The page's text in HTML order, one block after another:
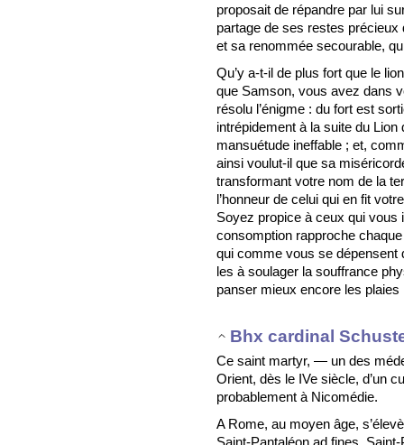
proposait de répandre par lui
partage de ses restes
et sa renommée secourable,
Qu’y a-t-il de plus fort que le
que Samson, vous avez dans
résolu l’énigme : du fort est
intrépidement à la suite du
mansuétude ineffable ; et,
ainsi voulut-il que sa
transformant votre nom de la
l’honneur de celui qui en fit
Soyez propice à ceux qui vous
consomption rapproche
qui comme vous se dépensent
les à soulager la souffrance
panser mieux encore les plaies
Bhx cardinal
Ce saint martyr, — un des
Orient, dès le IVe siècle, d’un
probablement à Nicomédie.
A Rome, au moyen âge,
Saint-Pantaléon ad fines,